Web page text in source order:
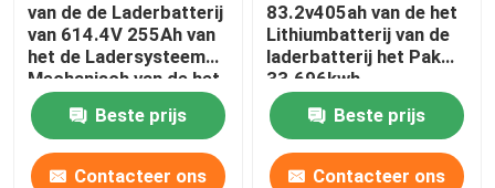
van de de Laderbatterij
van 614.4V 255Ah van
het de Ladersysteem
Mechanisch van de het
Lithiumbatterij de
BatterijpakBeste prijs
Contacteer ons
83.2v405ah van de het
Lithiumbatterij van de
laderbatterij het Pak
33.696kwh
Beste prijs
Contacteer ons